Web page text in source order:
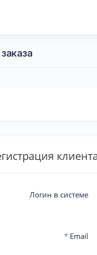
Логин в системе
*Email